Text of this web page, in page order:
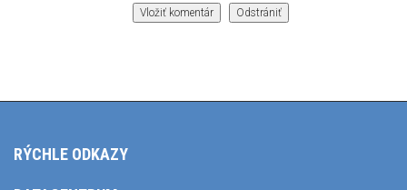
RÝCHLE ODKAZY